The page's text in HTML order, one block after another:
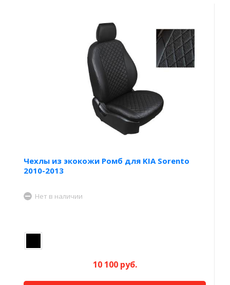
Чехлы из экокожи Ромб для KIA Sorento
2010-2013
Нет в наличии
10 100 руб.